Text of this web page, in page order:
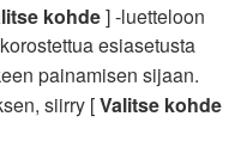
kohde] -luetteloon
esiasetusta
painamisen sijaan.
siirry [Valitse kohde